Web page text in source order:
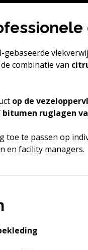
gebaseerde
combinatie van
op de
bitumen ruglagen
toe te passen op
en facility managers.